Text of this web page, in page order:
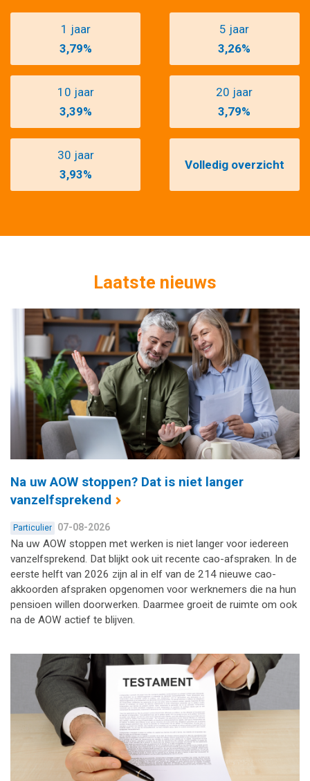
1 jaar
3,79%
5 jaar
3,26%
10 jaar
3,39%
20 jaar
3,79%
30 jaar
3,93%
Volledig overzicht
Laatste nieuws
Na uw AOW stoppen? Dat is niet langer
vanzelfsprekend
Particulier 07-08-2026
Na uw AOW stoppen met werken is niet langer voor iedereen
vanzelfsprekend. Dat blijkt ook uit recente cao-afspraken. In de
eerste helft van 2026 zijn al in elf van de 214 nieuwe cao-
akkoorden afspraken opgenomen voor werknemers die na hun
pensioen willen doorwerken. Daarmee groeit de ruimte om ook
na de AOW actief te blijven.